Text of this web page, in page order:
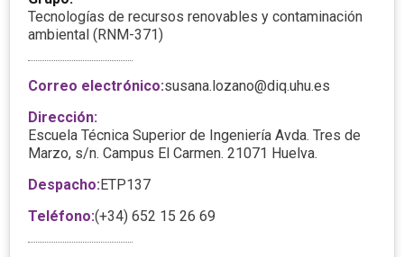
Tecnologías de recursos renovables y contaminación
ambiental (RNM-371)
Correo electrónico:susana.lozano@diq.uhu.es
Dirección:
Escuela Técnica Superior de Ingeniería Avda. Tres de
Marzo, s/n. Campus El Carmen. 21071 Huelva.
Despacho:ETP137
Teléfono:(+34) 652 15 26 69